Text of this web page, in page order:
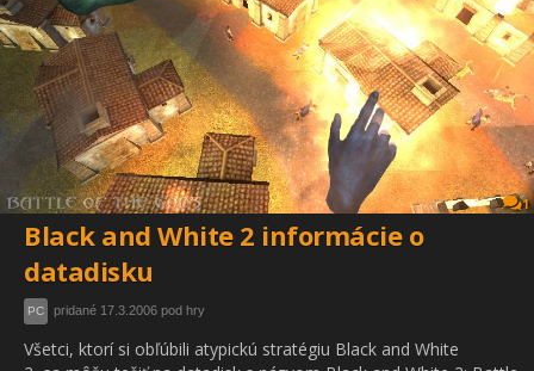
1
Black and White 2 informácie o
datadisku
PC pridané 17.3.2006 pod hry
Všetci, ktorí si obľúbili atypickú stratégiu Black and White